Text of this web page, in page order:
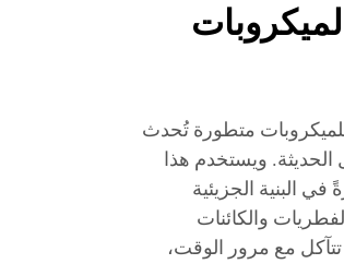
للميكروبات متطورة تُحدث
الحديثة. ويستخدم هذا
البنية الجزيئية
والكائنات
مع مرور الوقت،